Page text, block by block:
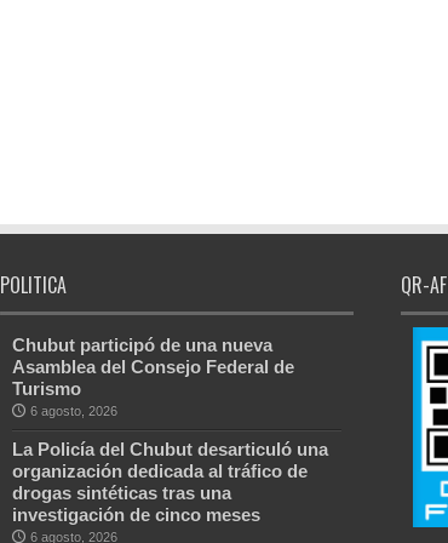
POLITICA
Chubut participó de una nueva
Asamblea del Consejo Federal de
Turismo
6 agosto, 2026
La Policía del Chubut desarticuló una
organización dedicada al tráfico de
drogas sintéticas tras una
investigación de cinco meses
6 agosto, 2026
QR-